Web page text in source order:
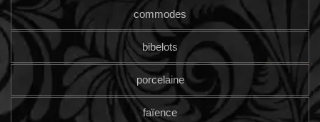
commodes
bibelots
porcelaine
faïence